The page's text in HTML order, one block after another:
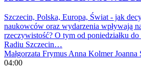
Szczecin, Polska, Europa, Świat - jak
naukowców oraz wydarzenia wpływają
rzeczywistość? O tym od poniedziałku
Radiu Szczecin…
Małgorzata Frymus Anna Kolmer Joanna
04:00